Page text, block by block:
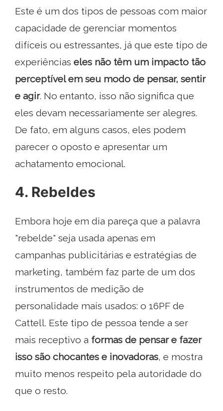
Este é um dos tipos de pessoas com maior
capacidade de gerenciar momentos
difíceis ou estressantes, já que este tipo de
experiências eles não têm um impacto tão
perceptível em seu modo de pensar, sentir
e agir. No entanto, isso não significa que
eles devam necessariamente ser alegres.
De fato, em alguns casos, eles podem
parecer o oposto e apresentar um
achatamento emocional.
4. Rebeldes
Embora hoje em dia pareça que a palavra
"rebelde" seja usada apenas em
campanhas publicitárias e estratégias de
marketing, também faz parte de um dos
instrumentos de medição de
personalidade mais usados: o 16PF de
Cattell. Este tipo de pessoa tende a ser
mais receptivo a formas de pensar e fazer
isso são chocantes e inovadoras, e mostra
muito menos respeito pela autoridade do
que o resto.